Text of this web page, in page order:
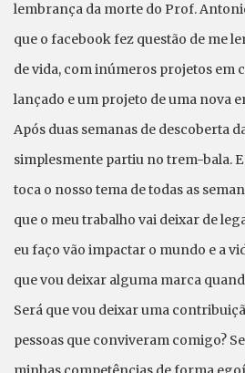
lembrança da morte do Prof.
que o facebook fez questão de me
de vida, com inúmeros projetos em
lançado e um projeto de uma nova
Após duas semanas de descoberta
simplesmente partiu no trem-bala.
toca o nosso tema de todas as
que o meu trabalho vai deixar de
eu faço vão impactar o mundo e a
que vou deixar alguma marca
Será que vou deixar uma
pessoas que conviveram comigo?